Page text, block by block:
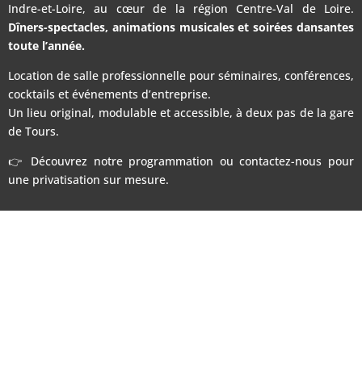
Indre-et-Loire, au cœur de la région Centre-Val de Loire.
Dîners-spectacles, animations musicales et soirées dansantes
toute l’année.
Location de salle professionnelle pour séminaires, conférences,
cocktails et événements d’entreprise.
Un lieu original, modulable et accessible, à deux pas de la gare
de Tours.
👉 Découvrez notre programmation ou contactez-nous pour
une privatisation sur mesure.